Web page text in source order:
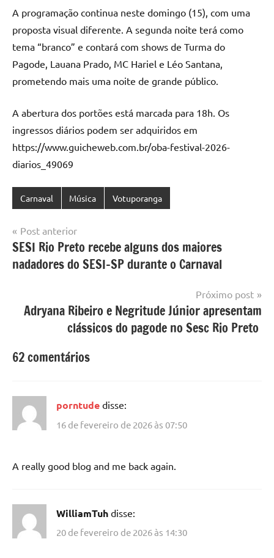
A programação continua neste domingo (15), com uma
proposta visual diferente. A segunda noite terá como
tema “branco” e contará com shows de Turma do
Pagode, Lauana Prado, MC Hariel e Léo Santana,
prometendo mais uma noite de grande público.
A abertura dos portões está marcada para 18h. Os
ingressos diários podem ser adquiridos em
https://www.guicheweb.com.br/oba-festival-2026-
diarios_49069
Carnaval Música Votuporanga
Navegação
de
Post
Post anterior
SESI Rio Preto recebe alguns dos maiores
nadadores do SESI-SP durante o Carnaval
Próximo post
Adryana Ribeiro e Negritude Júnior apresentam
clássicos do pagode no Sesc Rio Preto
62 comentários
porntude disse:
16 de fevereiro de 2026 às 07:50
A really good blog and me back again.
WilliamTuh disse:
20 de fevereiro de 2026 às 14:30